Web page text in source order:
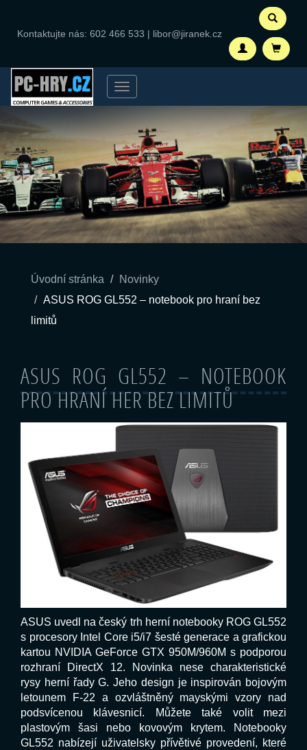
Kontaktujte nás: 602 466 533 | libor@jiranek.cz
Menu
Úvodní stránka
Novinky
ASUS ROG GL552 – notebook pro hraní bez
limitů
ASUS ROG GL552 – NOTEBOOK
PRO HRANÍ HER BEZ LIMITŮ
ASUS uvedl na český trh herní notebooky ROG GL552
s procesory Intel Core i5/i7 šesté generace a grafickou
kartou NVIDIA GeForce GTX 950M/960M s podporou
rozhraní DirectX 12. Novinka nese charakteristické
rysy herní řady G. Jeho design je inspirován bojovým
letounem F-22 a ozvláštněný mayskými vzory nad
podsvícenou klávesnicí. Můžete také volit mezi
plastovým šasi nebo kovovým krytem. Notebooky
GL552 nabízejí uživatelsky přívětivé provedení, které